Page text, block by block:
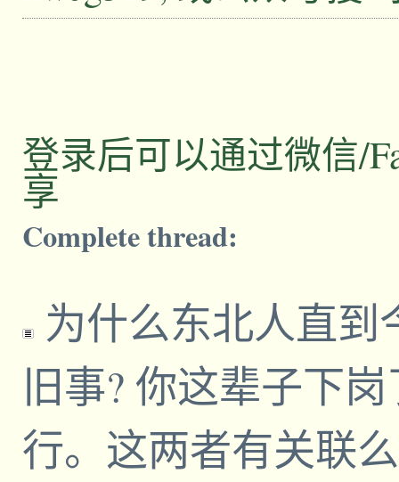
登录后可以通过微信/
享
Complete thread:
为什么东北人直
旧事? 你这辈子下
行。这两者有关联